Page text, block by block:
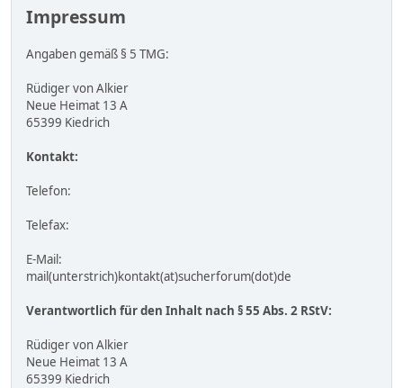
Impressum
Angaben gemäß § 5 TMG:
Rüdiger von Alkier
Neue Heimat 13 A
65399 Kiedrich
Kontakt:
Telefon:
Telefax:
E-Mail:
mail(unterstrich)kontakt(at)sucherforum(dot)de
Verantwortlich für den Inhalt nach § 55 Abs. 2 RStV:
Rüdiger von Alkier
Neue Heimat 13 A
65399 Kiedrich